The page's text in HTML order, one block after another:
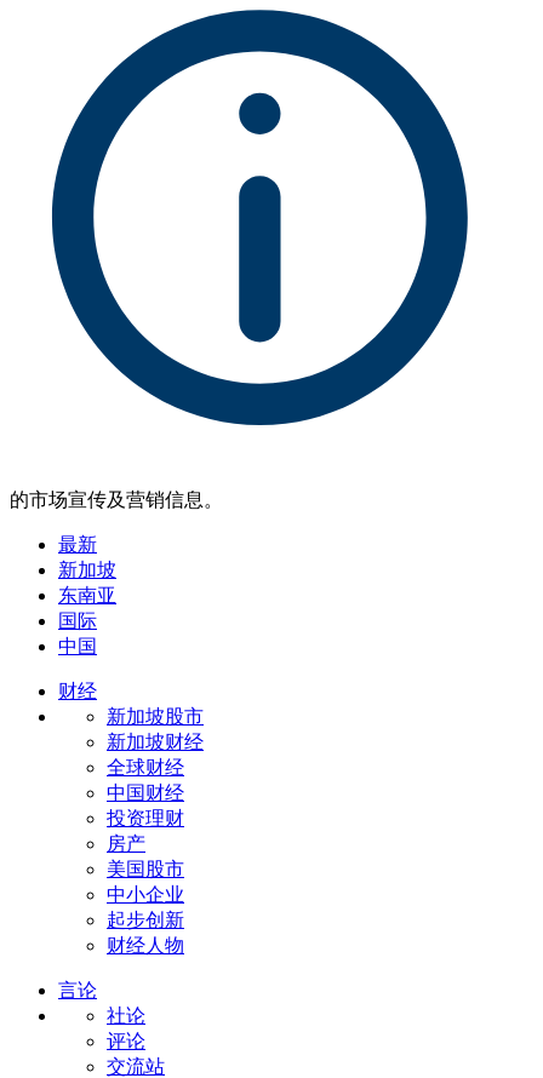
的市场宣传及营销信息。
最新
新加坡
东南亚
国际
中国
财经
新加坡股市
新加坡财经
全球财经
中国财经
投资理财
房产
美国股市
中小企业
起步创新
财经人物
言论
社论
评论
交流站